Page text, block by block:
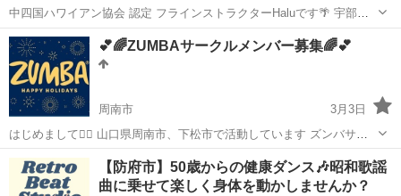
中四国ハワイアン協会 認定 フラインストラクターHaluです🌴 宇部市
東岐波ふれあいセンターにて 新しくフラダンスサークルが4月より始
まりました フラは足腰が丈夫になって おすすめですよ！✨ と、お医
者さんの お墨付き...
山口 宇部市 丸尾駅 フラダンス センター
💕🌈ZUMBAサークルメンバー募集🌈💕
周南市
3月3日
はじめまして🙋‍♀️ 山口県周南市、下松市で活動しています ズンバサー
クル「En Primavera☆」(プリマヴェーラ)✨ インストラクター藤井
(Nao)です💕 よろしくお願いします！ 🍀ZUMBA®︎(ズンバ)とは ...
山口 周南市 ズンバ ZUMBA
【防府市】50歳からの健康ダンス🎶昭和歌謡
曲に乗せて楽しく身体を動かしませんか？